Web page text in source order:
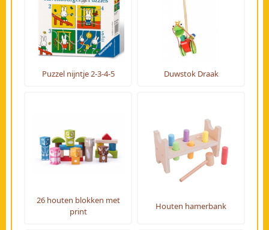
Puzzel nijntje 2-3-4-5 Duwstok Draak
26 houten blokken met
print
Houten hamerbank